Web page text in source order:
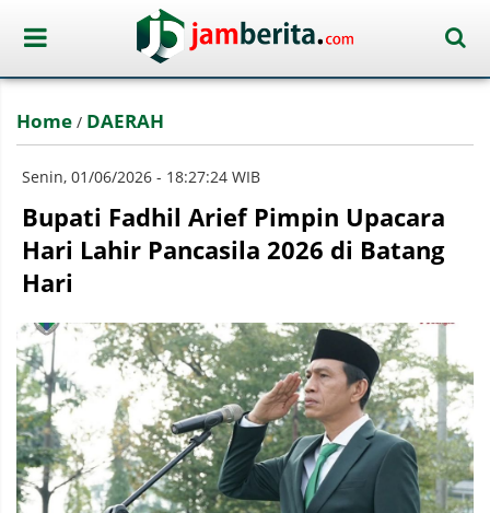
Home / DAERAH
Senin, 01/06/2026 - 18:27:24 WIB
Bupati Fadhil Arief Pimpin Upacara
Hari Lahir Pancasila 2026 di Batang
Hari